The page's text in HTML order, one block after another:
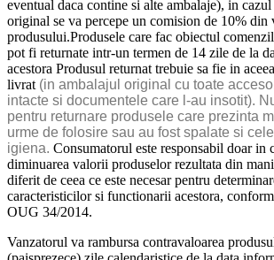
eventual daca contine si alte ambalaje), in
original se va percepe un comision de 10% din
produsului.Produsele care fac obiectul
pot fi returnate intr-un termen de 14 zile de la
acestora Produsul returnat trebuie sa fie in
livrat(in ambalajul original cu toate
intacte si documentele care l-au insotit).
pentru returnare produsele care prezinta
urme de folosire sau au fost spalate si
igiena. Consumatorul este responsabil doar in
diminuarea valorii produselor rezultata din
diferit de ceea ce este necesar pentru
caracteristicilor si functionarii acestora,
OUG 34/2014.
Vanzatorul va rambursa contravaloarea